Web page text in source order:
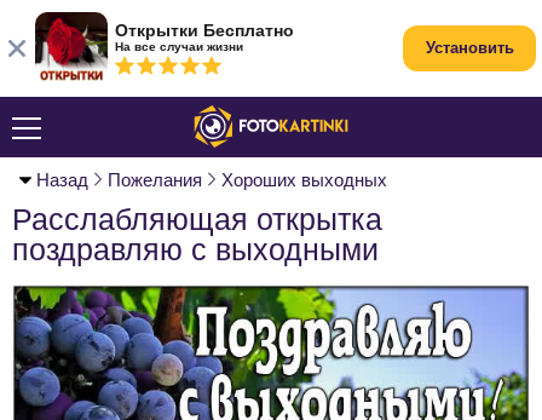
Назад Пожелания Хороших выходных
Расслабляющая открытка
поздравляю с выходными
Открытки Бесплатно
На все случаи жизни Установить